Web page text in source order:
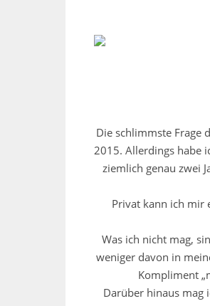
Die schlimmste Frage
2015. Allerdings habe
ziemlich genau zwei
Privat kann ich mir
Was ich nicht mag,
weniger davon in
Kompliment
Darüber hinaus mag